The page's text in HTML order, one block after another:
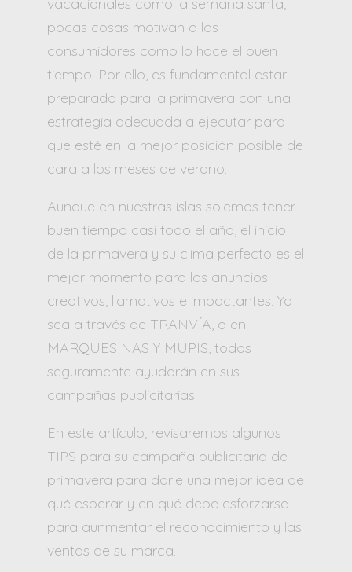
pocas cosas motivan a los
consumidores como lo hace el buen
tiempo. Por ello, es fundamental estar
preparado para la primavera con una
estrategia adecuada a ejecutar para
que esté en la mejor posición posible de
cara a los meses de verano.
Aunque en nuestras islas solemos tener
buen tiempo casi todo el año, el inicio
de la primavera y su clima perfecto es el
mejor momento para los anuncios
creativos, llamativos e impactantes. Ya
sea a través de TRANVÍA, o en
MARQUESINAS Y MUPIS, todos
seguramente ayudarán en sus
campañas publicitarias.
En este artículo, revisaremos algunos
TIPS para su campaña publicitaria de
primavera para darle una mejor idea de
qué esperar y en qué debe esforzarse
para aunmentar el reconocimiento y las
ventas de su marca.